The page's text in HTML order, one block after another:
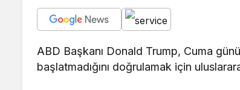
ABD Başkanı Donald Trump, Cuma günü
başlatmadığını doğrulamak için